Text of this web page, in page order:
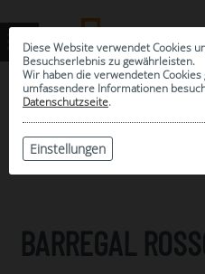
Diese Website verwendet Cookies
Besuchserlebnis zu gewährleisten.
Wir haben die verwendeten
umfassendere Informationen
Datenschutzseite.
Einstellungen
ARCHIV
BARREGAL